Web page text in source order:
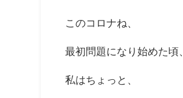
このコロナね、
最初問題になり始めた頃、
私はちょっと、